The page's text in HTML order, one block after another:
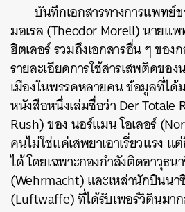
บันทึกเอกสารทางการแพทย์
มอเรล (Theodor Morell) นายแ
ฮิตเลอร์ รวมถึงเอกสารอื่น ๆ ของ
รายละเอียดการใช้สารเสพติดขอ
เมืองในพรรคหลายคน ข้อมูลที่ได้
หนังสือหนึ่งเล่มชื่อว่า Der Totale
Rush) ของ นอร์แมน โอเลอร์
คนไม่ใช่แค่เสพยาเอาเรี่ยวแรง
ได้ โดยเฉพาะกองกำลังติดอาวุธ
(Wehrmacht) และเหล่านักบินน
(Luftwaffe) ที่ได้รับเพอร์วิตินมา